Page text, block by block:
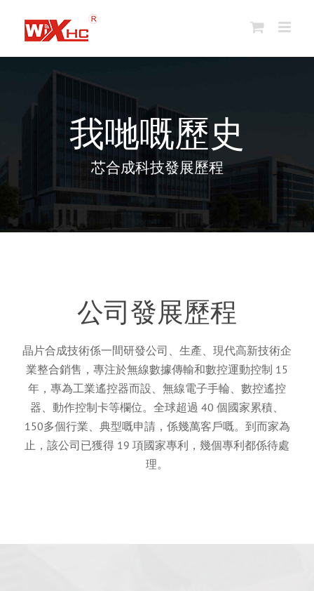
我哋嘅歷史
芯合成科技發展歷程
公司發展歷程
晶片合成技術係一間研發公司、生產、現代高新技術企
業整合銷售，專注於無線數據傳輸和數控運動控制 15
年，專為工業遙控器而設、無線電子手輪、數控遙控
器、動作控制卡等欄位。全球超過 40 個國家累積、
150多個行業、典型嘅申請，係幾萬客戶嘅。到而家為
止，該公司已獲得 19 項國家專利，幾個專利都係待處
理。